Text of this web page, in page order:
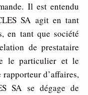
Il est entendu
SA agit en tant
en tant que société
de prestataire
le particulier et le
d’affaires,
SA se dégage de